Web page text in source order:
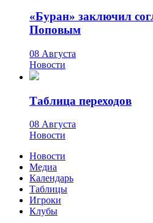
«Буран» заключил
Поповым
08 Августа
Новости
Таблица переходов
08 Августа
Новости
Новости
Медиа
Календарь
Таблицы
Игроки
Клубы